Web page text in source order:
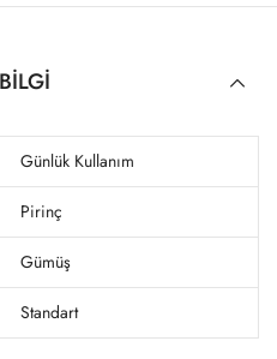
Günlük Kullanım
Pirinç
Gümüş
Standart